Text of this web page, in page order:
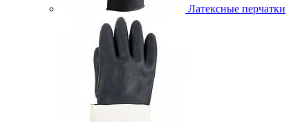
Латексные перчатки